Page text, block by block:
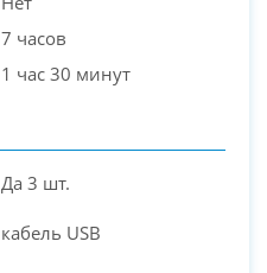
7 часов
1 час 30 минут
Да 3 шт.
кабель USB